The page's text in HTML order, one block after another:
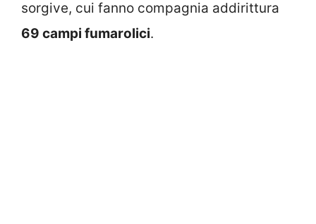
sorgive, cui fanno compagnia addirittura
69 campi fumarolici.